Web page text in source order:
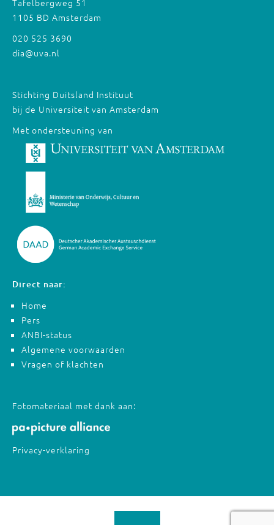
Tafelbergweg 51
1105 BD Amsterdam
020 525 3690
dia@uva.nl
Stichting Duitsland Instituut
bij de Universiteit van Amsterdam
Met ondersteuning van
Direct naar:
Home
Pers
ANBI-status
Algemene voorwaarden
Vragen of klachten
Fotomateriaal met dank aan:
Privacy-verklaring